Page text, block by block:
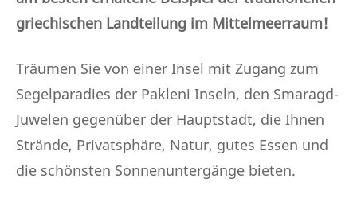
griechischen Landteilung im Mittelmeerraum!
Träumen Sie von einer Insel mit Zugang zum
Segelparadies der Pakleni Inseln, den Smaragd-
Juwelen gegenüber der Hauptstadt, die Ihnen
Strände, Privatsphäre, Natur, gutes Essen und
die schönsten Sonnenuntergänge bieten.